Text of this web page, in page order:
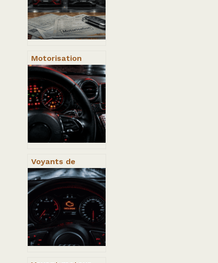
Motorisation
voiture : 5
critères
essentiels pour
sécuriser votre
achat avant 2035
Voyants de
tableau de bord :
3 codes couleurs
et 20 symboles
pour
diagnostiquer
votre panne